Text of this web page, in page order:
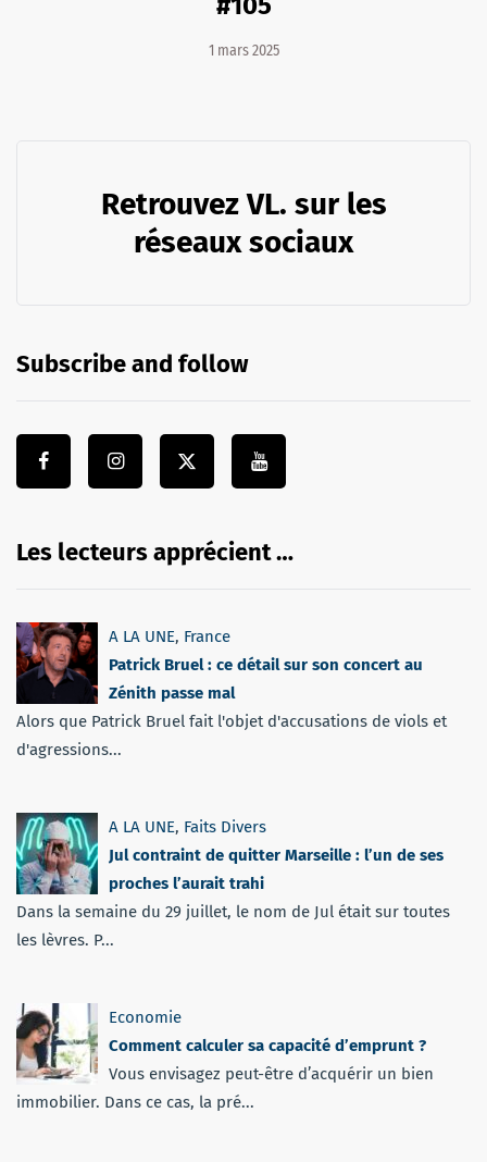
1 mars 2025
Retrouvez VL. sur les
réseaux sociaux
Subscribe and follow
Les lecteurs apprécient …
A LA UNE, France
Patrick Bruel : ce détail sur son concert au
Zénith passe mal
Alors que Patrick Bruel fait l'objet d'accusations de viols et
d'agressions...
A LA UNE, Faits Divers
Jul contraint de quitter Marseille : l’un de ses
proches l’aurait trahi
Dans la semaine du 29 juillet, le nom de Jul était sur toutes
les lèvres. P...
Economie
Comment calculer sa capacité d’emprunt ?
Vous envisagez peut-être d’acquérir un bien
immobilier. Dans ce cas, la pré...